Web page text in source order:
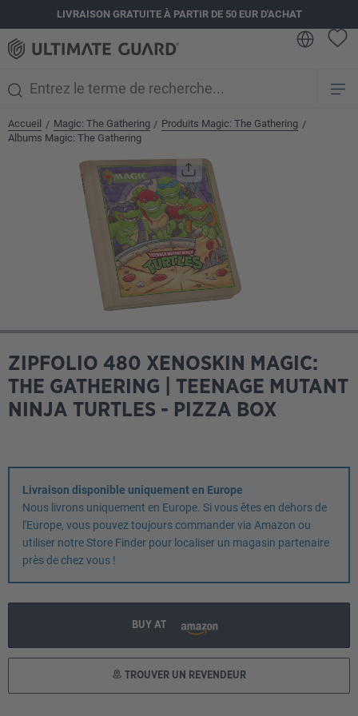
principalLIVRAISON GRATUITE À PARTIR DE 50 EUR D'ACHAT
Accueil / Magic: The Gathering / Produits Magic: The Gathering /
Albums Magic: The Gathering
Ignorer la galerie d'images
ZIPFOLIO 480 XENOSKIN MAGIC:
THE GATHERING | TEENAGE MUTANT
NINJA TURTLES - PIZZA BOX
Livraison disponible uniquement en Europe
Nous livrons uniquement en Europe. Si vous êtes en dehors de
l'Europe, vous pouvez toujours commander via Amazon ou
utiliser notre Store Finder pour localiser un magasin partenaire
près de chez vous !
BUY AT
TROUVER UN REVENDEUR